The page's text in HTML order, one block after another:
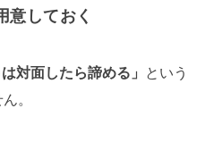
意しておく
対面したら諦める」 という
。